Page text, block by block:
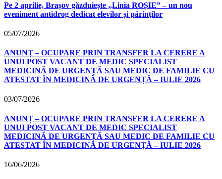
Pe 2 aprilie, Brașov găzduiește „Linia ROȘIE” – un nou
eveniment antidrog dedicat elevilor și părinților
05/07/2026
ANUNȚ – OCUPARE PRIN TRANSFER LA CERERE A
UNUI POST VACANT DE MEDIC SPECIALIST
MEDICINĂ DE URGENȚĂ SAU MEDIC DE FAMILIE CU
ATESTAT ÎN MEDICINĂ DE URGENȚĂ – IULIE 2026
03/07/2026
ANUNȚ – OCUPARE PRIN TRANSFER LA CERERE A
UNUI POST VACANT DE MEDIC SPECIALIST
MEDICINĂ DE URGENȚĂ SAU MEDIC DE FAMILIE CU
ATESTAT ÎN MEDICINĂ DE URGENȚĂ – IULIE 2026
16/06/2026